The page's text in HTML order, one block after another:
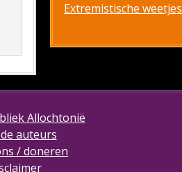
Extremistische weetjes
Allochtonië
auteurs
/ doneren